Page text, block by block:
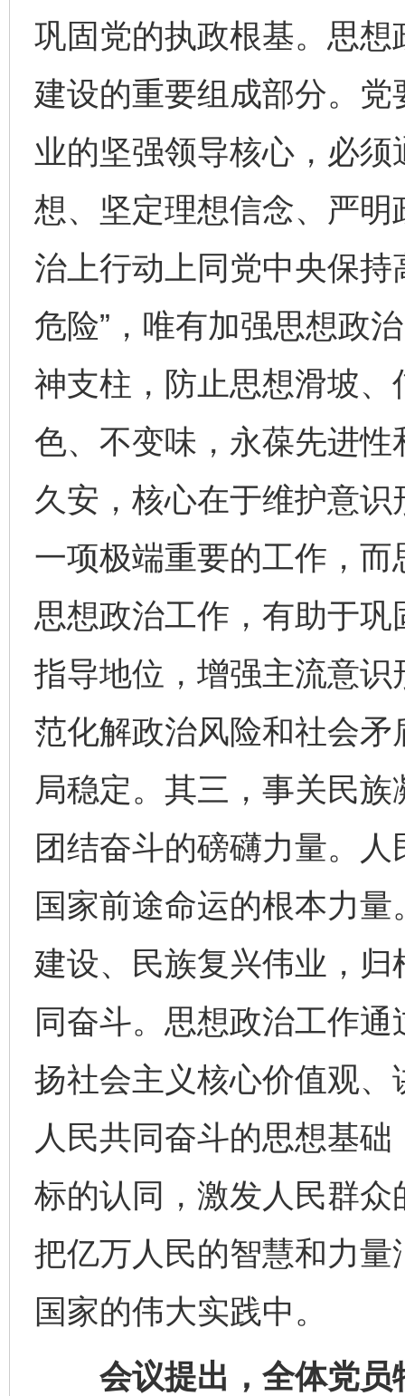
巩固党的执政根基。思
建设的重要组成部分。
业的坚强领导核心，必
想、坚定理想信念、严
治上行动上同党中央保持
危险”，唯有加强思想政
神支柱，防止思想滑坡
色、不变味，永葆先进
久安，核心在于维护意
一项极端重要的工作，
思想政治工作，有助于
指导地位，增强主流意
范化解政治风险和社会
局稳定。其三，事关民
团结奋斗的磅礴力量。
国家前途命运的根本力
建设、民族复兴伟业，
同奋斗。思想政治工作
扬社会主义核心价值观
人民共同奋斗的思想基
标的认同，激发人民群
把亿万人民的智慧和力
国家的伟大实践中。
会议提出，全体党员